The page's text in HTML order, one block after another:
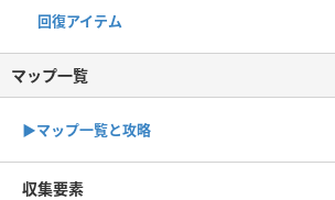
回復アイテム
マップ一覧
▶︎マップ一覧と攻略
収集要素